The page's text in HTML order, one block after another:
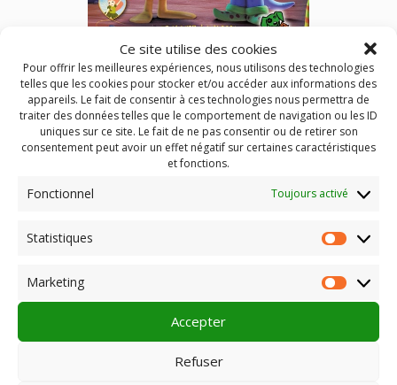
Ce site utilise des cookies
Pour offrir les meilleures expériences, nous utilisons des technologies
telles que les cookies pour stocker et/ou accéder aux informations des
appareils. Le fait de consentir à ces technologies nous permettra de
traiter des données telles que le comportement de navigation ou les ID
uniques sur ce site. Le fait de ne pas consentir ou de retirer son
consentement peut avoir un effet négatif sur certaines caractéristiques
et fonctions.
Fonctionnel Toujours activé
Statistiques
Marketing
Accepter
Refuser
Les P’tits Mordus de Cinéma (janvier à mai 2024)
6 programmes de films pour les enfants de 3 à 7 ans à
découvrir dans une vingtaine de salles d’Auvergne
Publié dans